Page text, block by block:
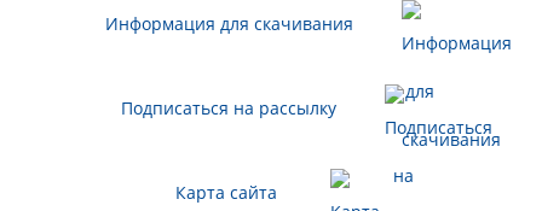
Информация для скачивания
Подписаться на рассылку
Карта сайта